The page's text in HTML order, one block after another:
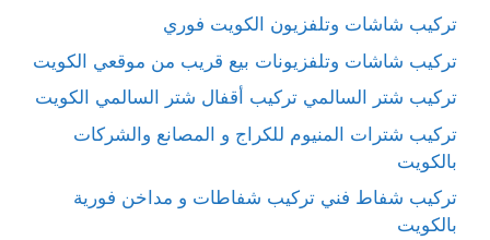
تركيب شاشات وتلفزيون الكويت فوري
تركيب شاشات وتلفزيونات بيع قريب من موقعي الكويت
تركيب شتر السالمي تركيب أقفال شتر السالمي الكويت
تركيب شترات المنيوم للكراج و المصانع والشركات
بالكويت
تركيب شفاط فني تركيب شفاطات و مداخن فورية
بالكويت